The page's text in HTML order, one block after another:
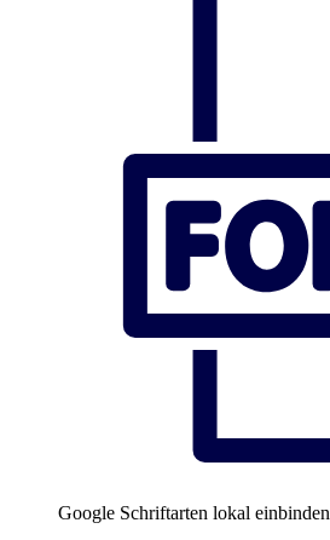
Google Schriftarten lokal einbinden